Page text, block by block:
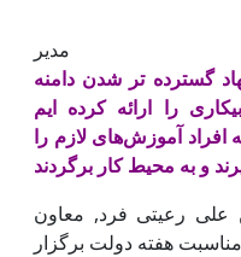
مدیر
گسترده تر شدن دامنه
را ارائه کرده ایم
آموزش‌های لازم را
که حسین علی رعیتی فرد, معاون
هفته دولت برگزار